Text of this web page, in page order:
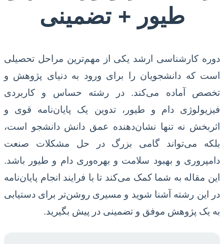
طیور + تضمینی
دوره کارشناسی ارشد یکی از مهم‌ترین مراحل تحصیلی
است که دانشجویان را برای ورود به دنیای پژوهش و
تخصص آماده می‌کند. در رشته حساس و کاربردی
فیزیولوژی دام و طیور، تدوین یک پایان‌نامه قوی و
اثربخش نه تنها نشان‌دهنده عمق دانش دانشجو است،
بلکه می‌تواند گامی بزرگ در حل مشکلات صنعت
دامپروری و بهبود سلامت و بهره‌وری دام و طیور باشد.
این مقاله به شما کمک می‌کند تا با فرایند انجام پایان‌نامه
در این رشته آشنا شوید و مسیری روشن‌تر برای دستیابی
به یک پژوهش موفق و تضمینی در پیش بگیرید.